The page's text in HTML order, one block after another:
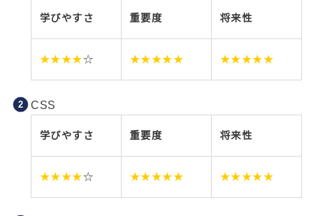
学びやすさ 重要度 将来性
★★★★☆ ★★★★★ ★★★★★
CSS
学びやすさ 重要度 将来性
★★★★☆ ★★★★★ ★★★★★